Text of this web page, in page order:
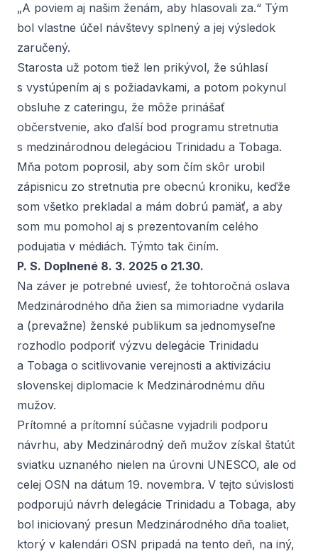
„A poviem aj našim ženám, aby hlasovali za.“ Tým
bol vlastne účel návštevy splnený a jej výsledok
zaručený.
Starosta už potom tiež len prikývol, že súhlasí
s vystúpením aj s požiadavkami, a potom pokynul
obsluhe z cateringu, že môže prinášať
občerstvenie, ako ďalší bod programu stretnutia
s medzinárodnou delegáciou Trinidadu a Tobaga.
Mňa potom poprosil, aby som čím skôr urobil
zápisnicu zo stretnutia pre obecnú kroniku, keďže
som všetko prekladal a mám dobrú pamäť, a aby
som mu pomohol aj s prezentovaním celého
podujatia v médiách. Týmto tak činím.
P. S. Doplnené 8. 3. 2025 o 21.30.
Na záver je potrebné uviesť, že tohtoročná oslava
Medzinárodného dňa žien sa mimoriadne vydarila
a (prevažne) ženské publikum sa jednomyseľne
rozhodlo podporiť výzvu delegácie Trinidadu
a Tobaga o scitlivovanie verejnosti a aktivizáciu
slovenskej diplomacie k Medzinárodnému dňu
mužov.
Prítomné a prítomní súčasne vyjadrili podporu
návrhu, aby Medzinárodný deň mužov získal štatút
sviatku uznaného nielen na úrovni UNESCO, ale od
celej OSN na dátum 19. novembra. V tejto súvislosti
podporujú návrh delegácie Trinidadu a Tobaga, aby
bol iniciovaný presun Medzinárodného dňa toaliet,
ktorý v kalendári OSN pripadá na tento deň, na iný,